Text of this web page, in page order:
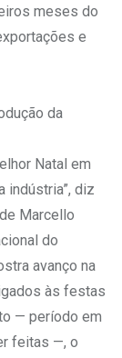
meses do
e
da
Natal em
indústria”, diz
Marcello
do
avanço na
às festas
— período em
feitas —, o